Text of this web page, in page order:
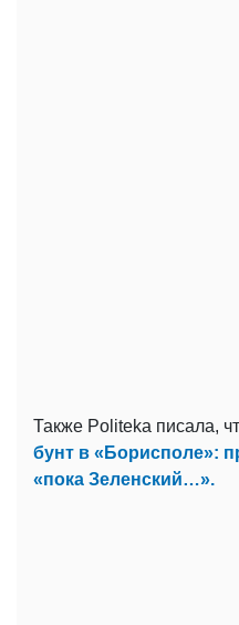
Также Politeka писала,
бунт в «Борисполе»:
«пока Зеленский…».